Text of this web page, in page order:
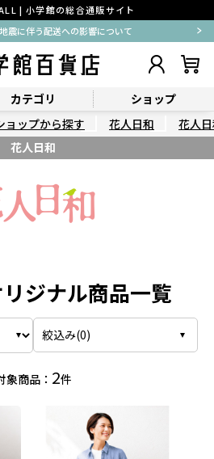
| 小学館の総合通販サイト
震に伴う配送への影響について
カテゴリ
ショップ
ョップから探す 花人日和
花人
花人日和
ジナル商品一覧
絞込み(0)
象商品： 2件